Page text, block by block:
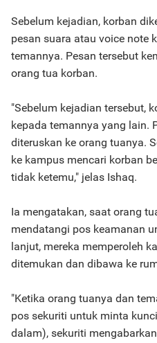
Sebelum kejadian, korban
pesan suara atau voice note
temannya. Pesan tersebut
orang tua korban.
"Sebelum kejadian tersebut,
kepada temannya yang lain.
diteruskan ke orang tuanya.
ke kampus mencari korban
tidak ketemu," jelas Ishaq.
Ia mengatakan, saat orang
mendatangi pos keamanan
lanjut, mereka memperoleh
ditemukan dan dibawa ke
"Ketika orang tuanya dan
pos sekuriti untuk minta
dalam), sekuriti